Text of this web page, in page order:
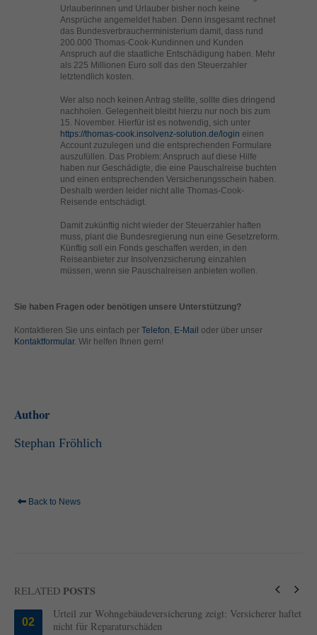
Urlauberinnen und Urlauber bisher noch keine
Ansprüche angemeldet haben. Denn insgesamt rechnet
das Bundesverbraucherministerium damit, dass rund
200.000 Thomas-Cook-Kundinnen und Kunden
Anspruch auf die staatliche Entschädigung haben. Mehr
als 225 Millionen Euro soll das den Steuerzahler
letztendlich kosten.
Wer also noch keinen Antrag stellte, sollte dies dringend
nachholen. Gelegenheit bleibt hierzu nur noch bis zum
15. November. Hierfür ist es notwendig, sich unter
https://thomas-cook.insolvenz-solution.de/login einen
Account zuzulegen und die entsprechenden Formulare
auszufüllen. Das Problem: Anspruch auf diese Hilfe
haben nur Geschädigte, die eine Pauschalreise buchten
und einen entsprechenden Versicherungsschein haben.
Deshalb werden leider nicht alle Thomas-Cook-
Reisende entschädigt.
Damit zukünftig nicht wieder der Steuerzahler haften
muss, plant die Bundesregierung nun eine Gesetzreform.
Künftig soll ein Fonds geschaffen werden, in den
Reiseanbieter zur Insolvenzsicherung einzahlen
müssen, wenn sie Pauschalreisen anbieten wollen.
Sie haben Fragen oder benötigen unsere Unterstützung?
Kontaktieren Sie uns einfach per Telefon, E-Mail oder über unser
Kontaktformular. Wir helfen Ihnen gern!
Author
Stephan Fröhlich
Back to News
RELATED POSTS
02
Urteil zur Wohngebäudeversicherung zeigt: Versicherer haftet
nicht für Reparaturschäden
helfen, diese Website und Ihre Erfahrung zu verbessern.
Personenbezogene Daten können verarbeitet werden (z. B. IP-
Adressen), z. B. für personalisierte Anzeigen und Inhalte oder
Anzeigen- und Inhaltsmessung. Weitere Informationen über die
Verwendung Ihrer Daten finden Sie in unserer
Datenschutzerklärung.
können Ihre Einwilligung zu ganzen Kategorien geben oder sich
weitere Informationen anzeigen lassen und so nur bestimmte
Cookies auswählen.
Alle akzeptieren Speichern
Zurück Nur essenzielle Cookies akzeptieren
Datenschutzeinstellungen
Essenziell (1)
Essenzielle Cookies ermöglichen grundlegende Funktionen und sind für
die einwandfreie Funktion der Website erforderlich.
Cookie-Informationen anzeigen
standardmäßig blockiert. Wenn Cookies von externen Medien akzeptiert
werden, bedarf der Zugriff auf diese Inhalte keiner manuellen Einwilligung